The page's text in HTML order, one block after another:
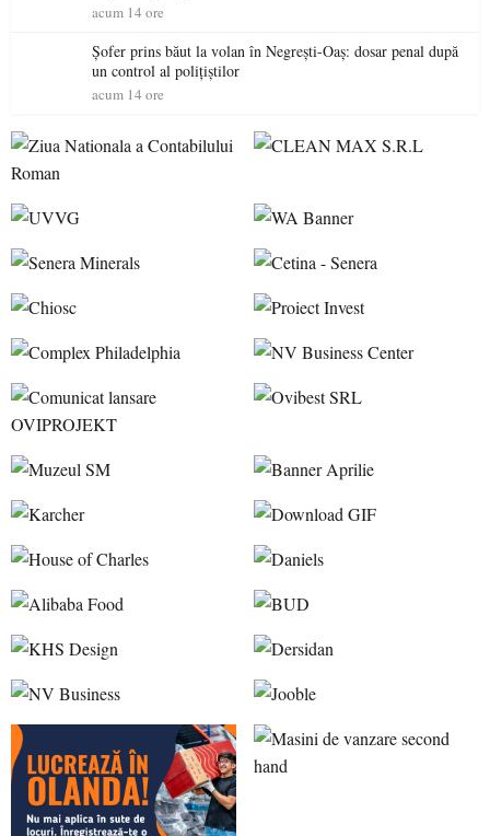
acum 14 ore
Șofer prins băut la volan în Negrești-Oaș: dosar penal după
un control al polițiștilor
acum 14 ore